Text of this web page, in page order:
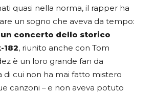
quasi nella norma, il rapper ha
un sogno che aveva da tempo:
concerto dello storico
182, riunito anche con Tom
è un loro grande fan da
di cui non ha mai fatto mistero
canzoni – e non aveva potuto